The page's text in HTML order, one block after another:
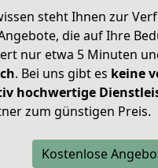
steht Ihnen zur
die auf Ihre
nur etwa 5 Minuten
. Bei uns gibt es keine
hochwertige
zum günstigen Preis.
Kostenlose